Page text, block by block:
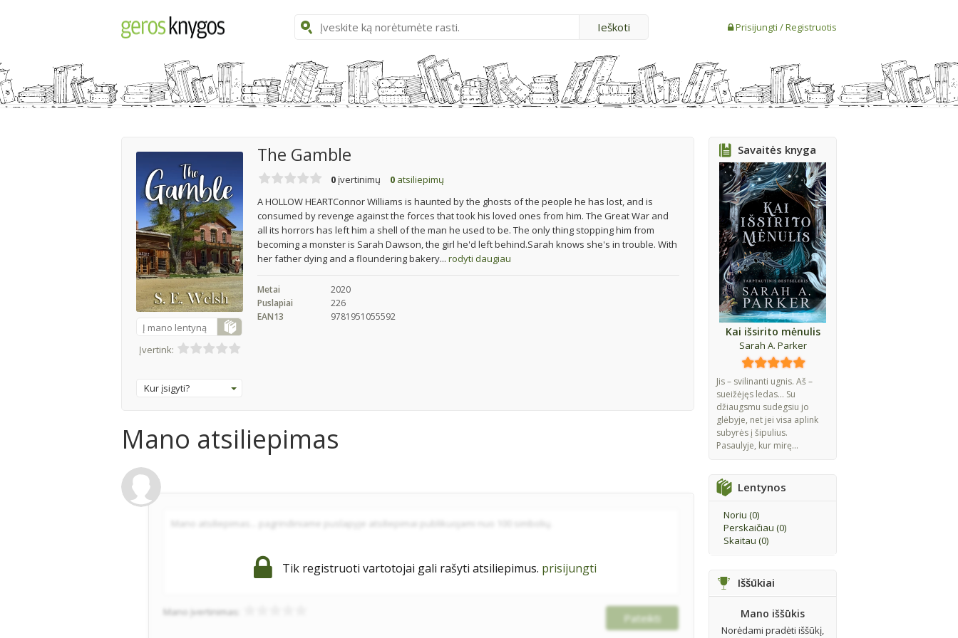
Prisijungti /Registruotis
Savaitės knyga
Kai išsirito mėnulis
Sarah A. Parker
Jis – svilinanti ugnis. Aš –
sueižėjęs ledas... Su
džiaugsmu sudegsiu jo
glėbyje, net jei visa aplink
subyrės į šipulius.
Pasaulyje, kur mirę...
Lentynos
Noriu (0)
Perskaičiau (0)
Skaitau (0)
Iššūkiai
Mano iššūkis
Norėdami pradėti iššūkį,
Į mano lentyną
Įvertink:
Kur įsigyti?
The Gamble
0 įvertinimų 0 atsiliepimų
A HOLLOW HEARTConnor Williams is haunted by the ghosts of the people he has lost, and is
consumed by revenge against the forces that took his loved ones from him. The Great War and
all its horrors has left him a shell of the man he used to be. The only thing stopping him from
becoming a monster is Sarah Dawson, the girl he'd left behind.Sarah knows she's in trouble. With
her father dying and a floundering bakery... rodyti daugiau
Metai
2020
Puslapiai
226
EAN13
9781951055592
Mano atsiliepimas
Tik registruoti vartotojai gali rašyti atsiliepimus. prisijungti
Mano įvertinimas: